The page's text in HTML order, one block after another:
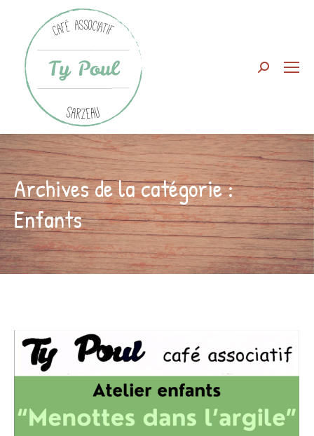
Search:
Archives de la catégorie :
Enfants